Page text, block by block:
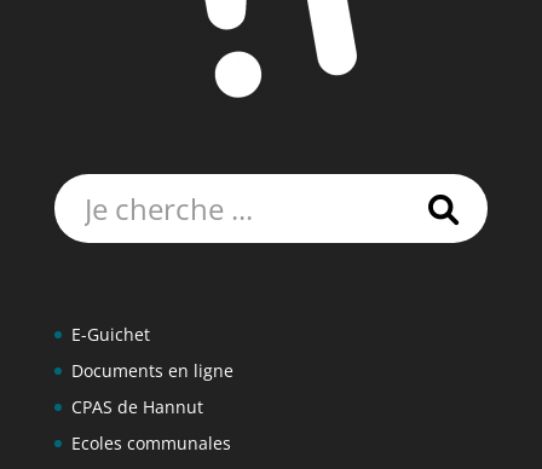
E-Guichet
Documents en ligne
CPAS de Hannut
Ecoles communales